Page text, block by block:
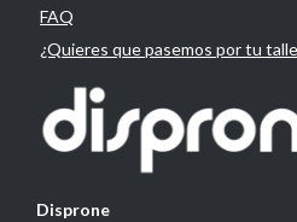
FAQ
¿Quieres que pasemos por tu
Disprone